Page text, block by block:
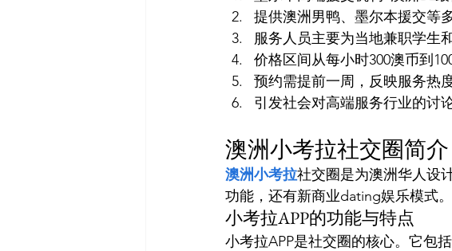
提供澳洲男鸭、墨尔本援交等
服务人员主要为当地兼职学生
价格区间从每小时300澳币到
预约需提前一周，反映服务热
引发社会对高端服务行业的讨
澳洲小考拉社交圈简介
澳洲小考拉社交圈是为澳洲华人设
功能，还有新商业dating娱乐模式。
小考拉APP的功能与特点
小考拉APP是社交圈的核心。它包